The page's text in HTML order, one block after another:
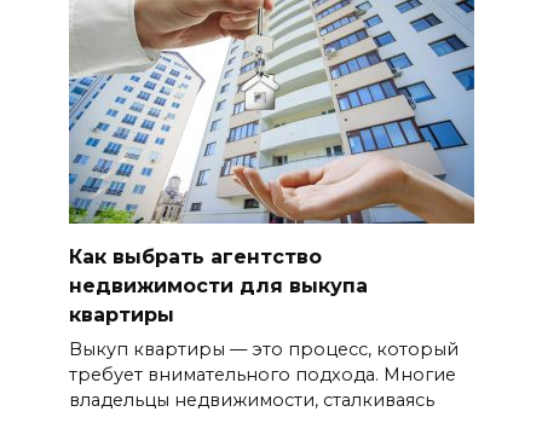
Как выбрать агентство
недвижимости для выкупа
квартиры
Выкуп квартиры — это процесс, который
требует внимательного подхода. Многие
владельцы недвижимости, сталкиваясь